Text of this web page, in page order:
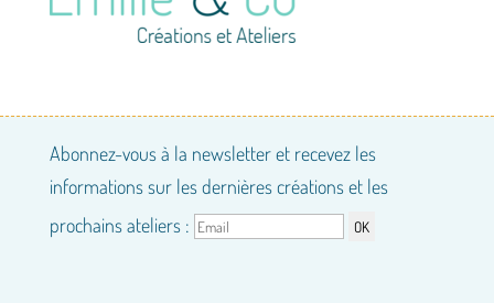
Abonnez-vous à la newsletter et recevez les
informations sur les dernières créations et les
prochains ateliers :